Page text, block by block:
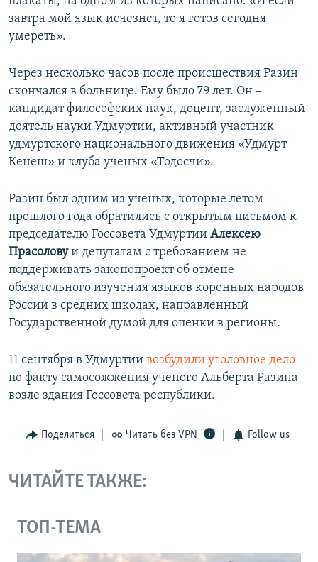
завтра мой язык исчезнет, то я готов сегодня
умереть».
Через несколько часов после происшествия Разин
скончался в больнице. Ему было 79 лет. Он –
кандидат философских наук, доцент, заслуженный
деятель науки Удмуртии, активный участник
удмуртского национального движения «Удмурт
Кенеш» и клуба ученых «Тодосчи».
Разин был одним из ученых, которые летом
прошлого года обратились с открытым письмом к
председателю Госсовета Удмуртии Алексею
Прасоловуи депутатам с требованием не
поддерживать законопроект об отмене
обязательного изучения языков коренных народов
России в средних школах, направленный
Государственной думой для оценки в регионы.
11 сентября в Удмуртии возбудили уголовное дело
по факту самосожжения ученого Альберта Разина
возле здания Госсовета республики.
Поделиться Читать без VPN Follow us
ЧИТАЙТЕ ТАКЖЕ:
ТОП-ТЕМА